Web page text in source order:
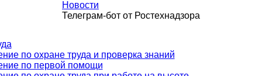
Новости
Телеграм-бот от Ростехнадзора
по охране труда и проверка знаний
по первой помощи